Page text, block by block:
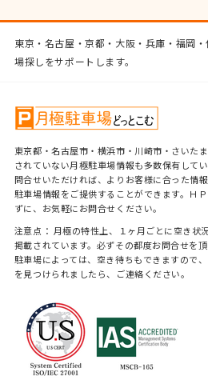
東京・名古屋・京都・大阪・兵庫・福岡
場探しをサポートします。
東京都・名古屋市・横浜市・川崎市・さいた
されていない月極駐車場情報も多数保有して
問合せいただければ、よりお客様に合った情
駐車場情報をご提供することができます。Ｈ
ずに、お気軽にお問合せください。
注意点： 月極の特性上、１ヶ月ごとに空き状
掲載されています。必ずその都度お問合せを
駐車場によっては、空き待ちもできますので
を見つけられましたら、ご連絡ください。